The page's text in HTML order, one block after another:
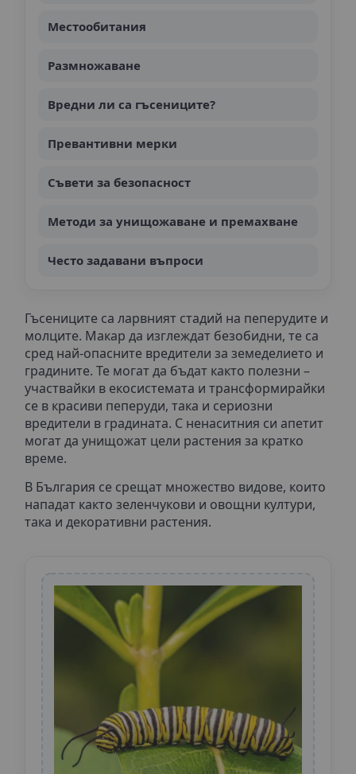
Местообитания
Размножаване
Вредни ли са гъсениците?
Превантивни мерки
Съвети за безопасност
Методи за унищожаване и премахване
Често задавани въпроси
Гъсениците са ларвният стадий на пеперудите и
молците. Макар да изглеждат безобидни, те са
сред най-опасните вредители за земеделието и
градините. Те могат да бъдат както полезни –
участвайки в екосистемата и трансформирайки
се в красиви пеперуди, така и сериозни
вредители в градината. С ненаситния си апетит
могат да унищожат цели растения за кратко
време.
В България се срещат множество видове, които
нападат както зеленчукови и овощни култури,
така и декоративни растения.